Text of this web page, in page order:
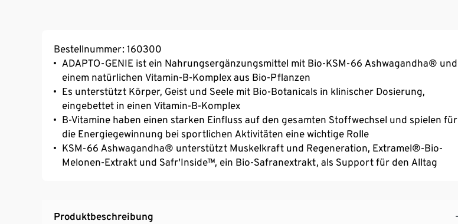
Bestellnummer: 160300
ADAPTO-GENIE ist ein Nahrungsergänzungsmittel mit Bio-KSM-66 Ashwagandha® und
einem natürlichen Vitamin-B-Komplex aus Bio-Pflanzen
Es unterstützt Körper, Geist und Seele mit Bio-Botanicals in klinischer Dosierung,
eingebettet in einen Vitamin-B-Komplex
B-Vitamine haben einen starken Einfluss auf den gesamten Stoffwechsel und spielen für
die Energiegewinnung bei sportlichen Aktivitäten eine wichtige Rolle
KSM-66 Ashwagandha® unterstützt Muskelkraft und Regeneration, Extramel®-Bio-
Melonen-Extrakt und Safr'Inside™, ein Bio-Safranextrakt, als Support für den Alltag
Produktbeschreibung